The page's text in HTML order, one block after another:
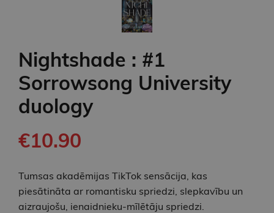
Nightshade : #1
Sorrowsong University
duology
€10.90
Tumsas akadēmijas TikTok sensācija, kas
piesātināta ar romantisku spriedzi, slepkavību un
aizraujošu, ienaidnieku-mīlētāju spriedzi.